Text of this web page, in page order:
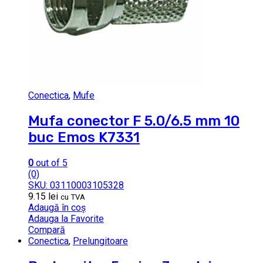
Conectica, Mufe
Mufa conector F 5.0/6.5 mm 10
buc Emos K7331
0 out of 5
(0)
SKU: 03110003105328
9.15 lei cu TVA
Adaugă în coș
Adauga la Favorite
Compară
Conectica, Prelungitoare